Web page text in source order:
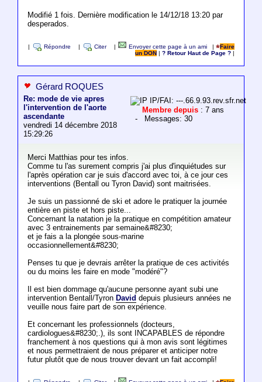
Modifié 1 fois. Dernière modification le 14/12/18 13:20 par
desperados.
Répondre Citer Envoyer cette page à un ami |
Faire
un DON
|? Retour Haut de Page ?
Gérard ROQUES
Re: mode de vie apres
l'intervention de l'aorte
ascendante
vendredi 14 décembre 2018
15:29:26
IP/FAI: ---.66.9.93.rev.sfr.net
Membre depuis : 7 ans
- Messages: 30
Merci Matthias pour tes infos.
Comme tu l'as surement compris j'ai plus d'inquiétudes sur
l'après opération car je suis d'accord avec toi, à ce jour ces
interventions (Bentall ou Tyron David) sont maitrisées.
Je suis un passionné de ski et adore le pratiquer la journée
entière en piste et hors piste...
Concernant la natation je la pratique en compétition amateur
avec 3 entrainements par semaine&#8230;
et je fais a la plongée sous-marine
occasionnellement&#8230;
Penses tu que je devrais arrêter la pratique de ces activités
ou du moins les faire en mode "modéré"?
Il est bien dommage qu'aucune personne ayant subi une
intervention Bentall/Tyron David depuis plusieurs années ne
veuille nous faire part de son expérience.
Et concernant les professionnels (docteurs,
cardiologues&#8230;.), ils sont INCAPABLES de répondre
franchement à nos questions qui à mon avis sont légitimes
et nous permettraient de nous préparer et anticiper notre
futur plutôt que de nous trouver devant un fait accompli!